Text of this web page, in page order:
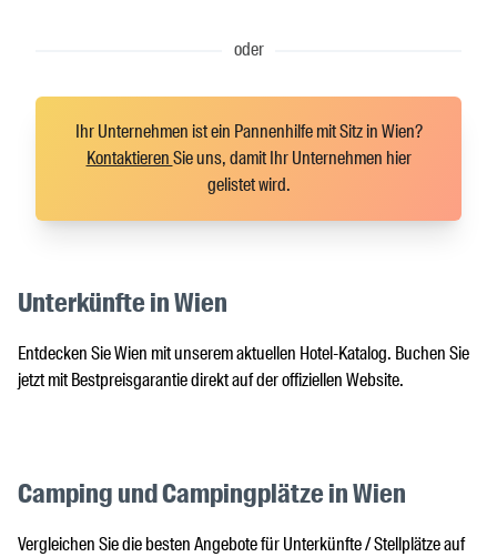
oder
Ihr Unternehmen ist ein Pannenhilfe mit Sitz in Wien?
KontaktierenSie uns, damit Ihr Unternehmen hier
gelistet wird.
Unterkünfte in Wien
Entdecken Sie Wien mit unserem aktuellen Hotel-Katalog. Buchen Sie
jetzt mit Bestpreisgarantie direkt auf der offiziellen Website.
Camping und Campingplätze in Wien
Vergleichen Sie die besten Angebote für Unterkünfte / Stellplätze auf